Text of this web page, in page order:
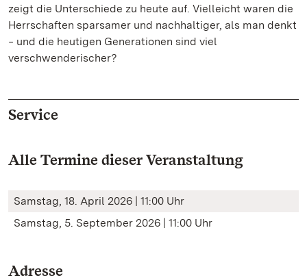
zeigt die Unterschiede zu heute auf. Vielleicht waren die
Herrschaften sparsamer und nachhaltiger, als man denkt
‒ und die heutigen Generationen sind viel
verschwenderischer?
Service
Alle Termine dieser Veranstaltung
Samstag, 18. April 2026 | 11:00 Uhr
Samstag, 5. September 2026 | 11:00 Uhr
Adresse